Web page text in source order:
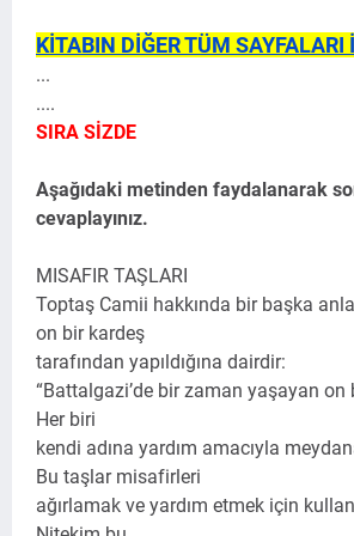
KİTABIN DİĞER TÜM
...
....
SIRA SİZDE
Aşağıdaki metinden faydalanarak
cevaplayınız.
MISAFIR TAŞLARI
Toptaş Camii hakkında bir başka
on bir kardeş
tarafından yapıldığına dairdir:
“Battalgazi’de bir zaman yaşayan on
Her biri
kendi adına yardım amacıyla
Bu taşlar misafirleri
ağırlamak ve yardım etmek için